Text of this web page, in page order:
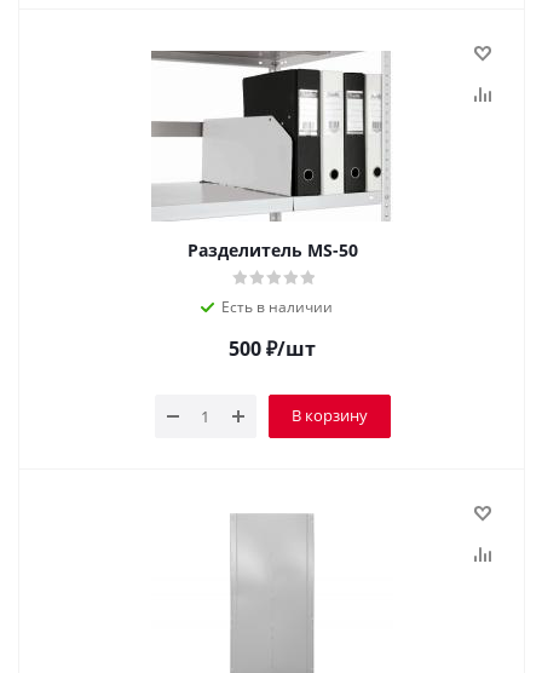
Разделитель MS-50
Есть в наличии
500₽/шт
В корзину